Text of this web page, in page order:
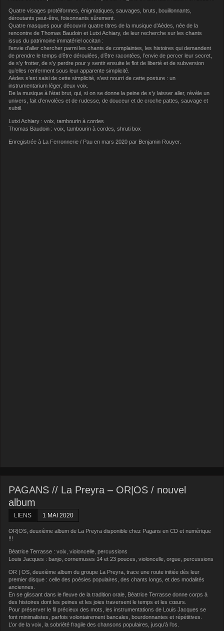
Quatre visages protéiformes, énigmatiques, sauvages, bruts, bouillonnants,
déroutants peut-être, foisonnants sûrement.
Quatre masques pour découvrir quatre titres de la musique d’Aèdes, née de la
rencontre de Thomas Baudoin et Lutxi Achiary, de leur recherche sur les chants
issus du patrimoine immatériel occitan :
l’envie d’aller chercher parmi les chants de complaintes, les histoires qui demandent
de prendre le temps d’être déroulées, d’être racontées, l’envie de percer leur secret,
de s’y frotter, de s’y perdre pour y sentir ensuite le flot de liberté et de subversion
qu’elles renferment sous leur apparente simplicité.
Aèdes s’est saisi de cette simplicité, s’est nourri de cette posture : un
instrumentarium léger, deux voix.
De la musique à l’état brut, qui, si on se donne la peine de s’y laisser aller, révèle un
univers, fait d’envolées et de rudesse, de douceur et de croche pattes, sauvage et
subtil.
Lutxi Achiary : voix, tambourin à cordes
Thomas Baudoin : voix, tambourin à cordes, shruti box
Enregistrée à La Ferronnerie / Pau en mars 2020 par Benjamin Rouyer.
PAGANS // La Preyra – OR|OS / nouvel
album
LIENS 1 MAI 2020
OR|OS, deuxième album de La Preyra disponible chez Pagans en CD et numérique
!!!
Béatrice Terrasse : voix, violoncelle, percussions
Louis Jacques : banjo, cornemuses 14 et 23 pouces, violoncelle, orgue, percussions
OR | OS, deuxième album du groupe La Preyra, trace une route initiée dès leur
premier disque : celle des poésies populaires, des chants longs, et des modalités
anciennes.
En se glissant dans le fleuve de la tradition orale, Béatrice Terrasse donne corps à
des histoires dont les peines et les joies traversent le temps et les cœurs.
Pour préserver le fil précieux des mots, les instrumentations de Louis Jacques se
font minimalistes, parfois volontairement bancales, bourdonnantes et répétitives.
L’or de la voix, la sobriété fragile des chansons populaires, jusqu’à l’os.